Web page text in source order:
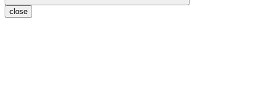
close